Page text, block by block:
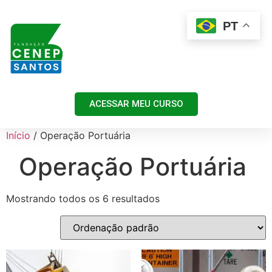
ACESSAR MEU CURSO
Início / Operação Portuária
Operação Portuária
Mostrando todos os 6 resultados
PT